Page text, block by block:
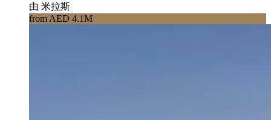
由 米拉斯
from AED 4.1M